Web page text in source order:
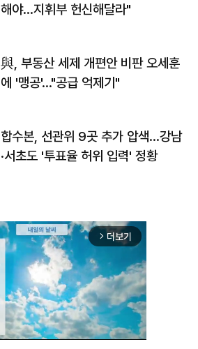
해야…지휘부 헌신해달라"
與, 부동산 세제 개편안 비판 오세훈
에 '맹공'…"공급 억제기"
합수본, 선관위 9곳 추가 압색…강남
·서초도 '투표율 허위 입력' 정황
arrow_forward_ios 더보기